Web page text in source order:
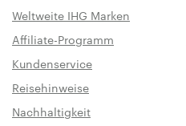
Weltweite IHG Marken
Affiliate-Programm
Kundenservice
Reisehinweise
Nachhaltigkeit